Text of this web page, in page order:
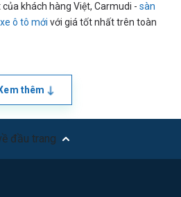
khách hàng Việt, Carmudi - sàn
ô tô mới với giá tốt nhất trên toàn
thêm
đầu trang